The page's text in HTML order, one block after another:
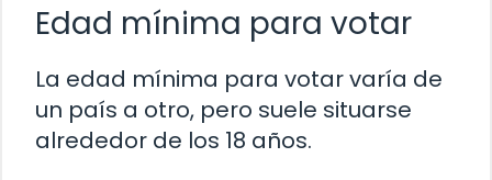
Edad mínima para votar
La edad mínima para votar varía de
un país a otro, pero suele situarse
alrededor de los 18 años.